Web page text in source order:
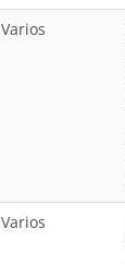
Varios
Varios